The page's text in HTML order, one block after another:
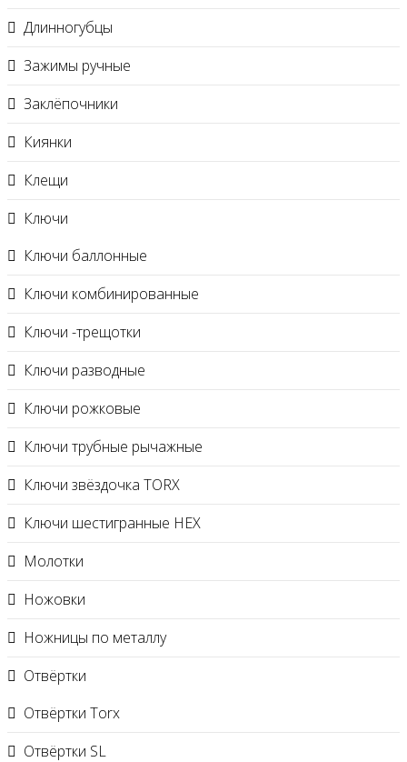
Длинногубцы
Зажимы ручные
Заклёпочники
Киянки
Клещи
Ключи
Ключи баллонные
Ключи комбинированные
Ключи -трещотки
Ключи разводные
Ключи рожковые
Ключи трубные рычажные
Ключи звёздочка TORX
Ключи шестигранные HEX
Молотки
Ножовки
Ножницы по металлу
Отвёртки
Отвёртки Torx
Отвёртки SL